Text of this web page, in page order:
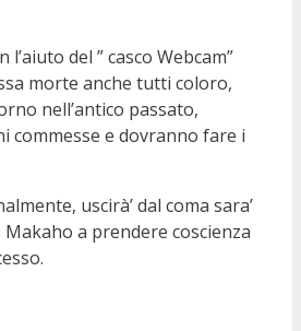
l’aiuto del ” casco Webcam”
morte anche tutti coloro,
nell’antico passato,
commesse e dovranno fare i
uscirà’ dal coma sara’
a prendere coscienza